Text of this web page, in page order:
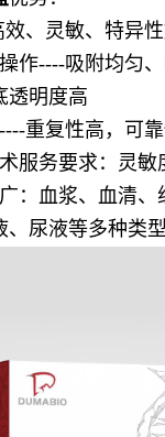
效、灵敏、特异
作----吸附均匀
透明度高
重复性高，可
服务要求：灵敏
：血浆、血清、
、尿液等多种类